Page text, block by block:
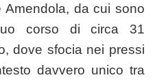
Amendola, da cui sono
corso di circa 31
dove sfocia nei pressi
davvero unico tra